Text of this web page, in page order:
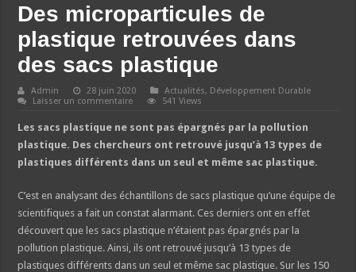
Des microparticules de
plastique retrouvées dans
des sacs plastique
Admin 28 juin 2020 Actualités, Développement Durable
Laisser un commentaire
541 Views
Les sacs plastique ne sont pas épargnés par la pollution
plastique. Des chercheurs ont retrouvé jusqu’à 13 types de
plastiques différents dans un seul et même sac plastique.
C’est en analysant des échantillons de sacs plastique qu’une équipe de
scientifiques a fait un constat alarmant. Ces derniers ont en effet
découvert que les sacs plastique n’étaient pas épargnés par la
pollution plastique. Ainsi, ils ont retrouvé jusqu’à 13 types de
plastiques différents dans un seul et même sac plastique. Sur les 150